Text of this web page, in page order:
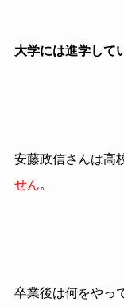
大学には進学して
安藤政信さんは高
せん。
卒業後は何をやっ